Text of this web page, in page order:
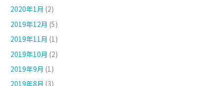
2020年1月 (2)
2019年12月 (5)
2019年11月 (1)
2019年10月 (2)
2019年9月 (1)
2019年8月 (3)